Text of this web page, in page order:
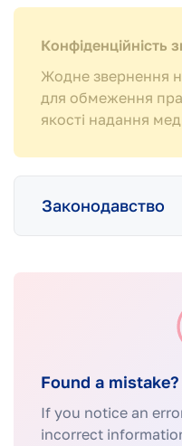
Конфіденційність
Жодне звернення
для обмеження
якості надання
Законодавство
Found a mistake?
If you notice an
incorrect